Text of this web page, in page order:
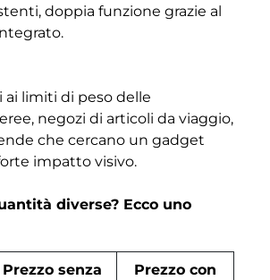
doppia funzione grazie al
limiti di peso delle
negozi di articoli da viaggio,
che cercano un gadget
impatto visivo.
diverse? Ecco uno
Prezzo senza
Prezzo con